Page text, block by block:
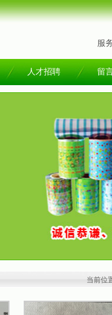
服
人才招聘 留
当前位